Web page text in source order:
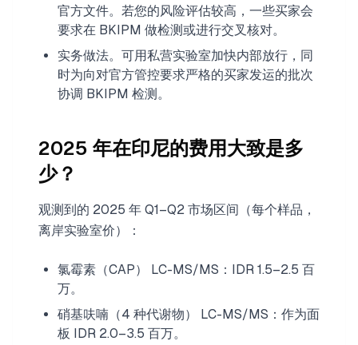
官方文件。若您的风险评估较高，一些买家会
要求在 BKIPM 做检测或进行交叉核对。
实务做法。可用私营实验室加快内部放行，同
时为向对官方管控要求严格的买家发运的批次
协调 BKIPM 检测。
2025 年在印尼的费用大致是多
少？
观测到的 2025 年 Q1–Q2 市场区间（每个样品，
离岸实验室价）：
氯霉素（CAP） LC-MS/MS：IDR 1.5–2.5 百
万。
硝基呋喃（4 种代谢物） LC-MS/MS：作为面
板 IDR 2.0–3.5 百万。